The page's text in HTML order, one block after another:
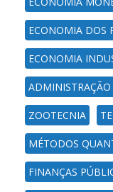
ECONOMIA DOS
ECONOMIA
ADMINISTRAÇÃO
ZOOTECNIA
MÉTODOS
FINANÇAS